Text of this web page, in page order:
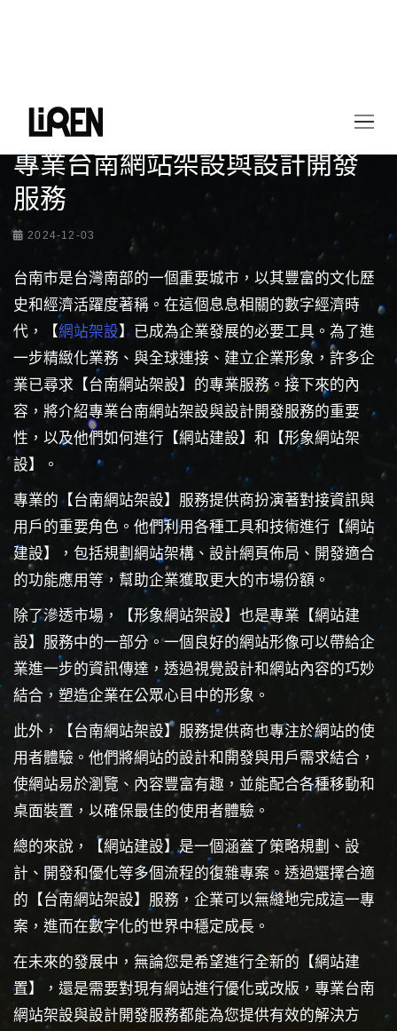
最新情報 專業台南網站架設與設計開發服務
專業台南網站架設與設計開發
服務
2024-12-03
台南市是台灣南部的一個重要城市，以其豐富的文化歷
史和經濟活躍度著稱。在這個息息相關的數字經濟時
代，【網站架設】已成為企業發展的必要工具。為了進
一步精緻化業務、與全球連接、建立企業形象，許多企
業已尋求【台南網站架設】的專業服務。接下來的內
容，將介紹專業台南網站架設與設計開發服務的重要
性，以及他們如何進行【網站建設】和【形象網站架
設】。
專業的【台南網站架設】服務提供商扮演著對接資訊與
用戶的重要角色。他們利用各種工具和技術進行【網站
建設】，包括規劃網站架構、設計網頁佈局、開發適合
的功能應用等，幫助企業獲取更大的市場份額。
除了滲透市場，【形象網站架設】也是專業【網站建
設】服務中的一部分。一個良好的網站形像可以帶給企
業進一步的資訊傳達，透過視覺設計和網站內容的巧妙
結合，塑造企業在公眾心目中的形象。
此外，【台南網站架設】服務提供商也專注於網站的使
用者體驗。他們將網站的設計和開發與用戶需求結合，
使網站易於瀏覽、內容豐富有趣，並能配合各種移動和
桌面裝置，以確保最佳的使用者體驗。
總的來說，【網站建設】是一個涵蓋了策略規劃、設
計、開發和優化等多個流程的復雜專案。透過選擇合適
的【台南網站架設】服務，企業可以無縫地完成這一專
案，進而在數字化的世界中穩定成長。
在未來的發展中，無論您是希望進行全新的【網站建
置】，還是需要對現有網站進行優化或改版，專業台南
網站架設與設計開發服務都能為您提供有效的解決方